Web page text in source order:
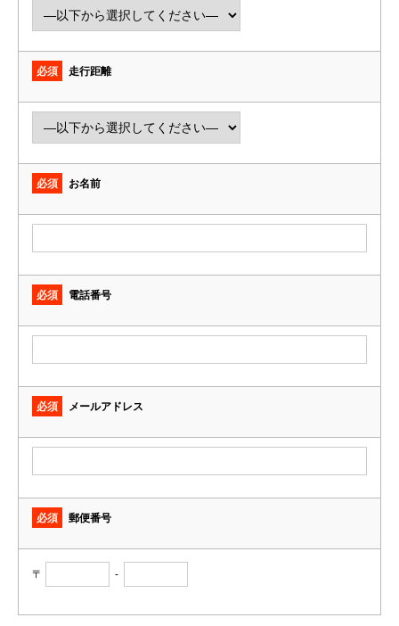
必須 走行距離
必須 お名前
必須 電話番号
必須 メールアドレス
必須 郵便番号
〒 -